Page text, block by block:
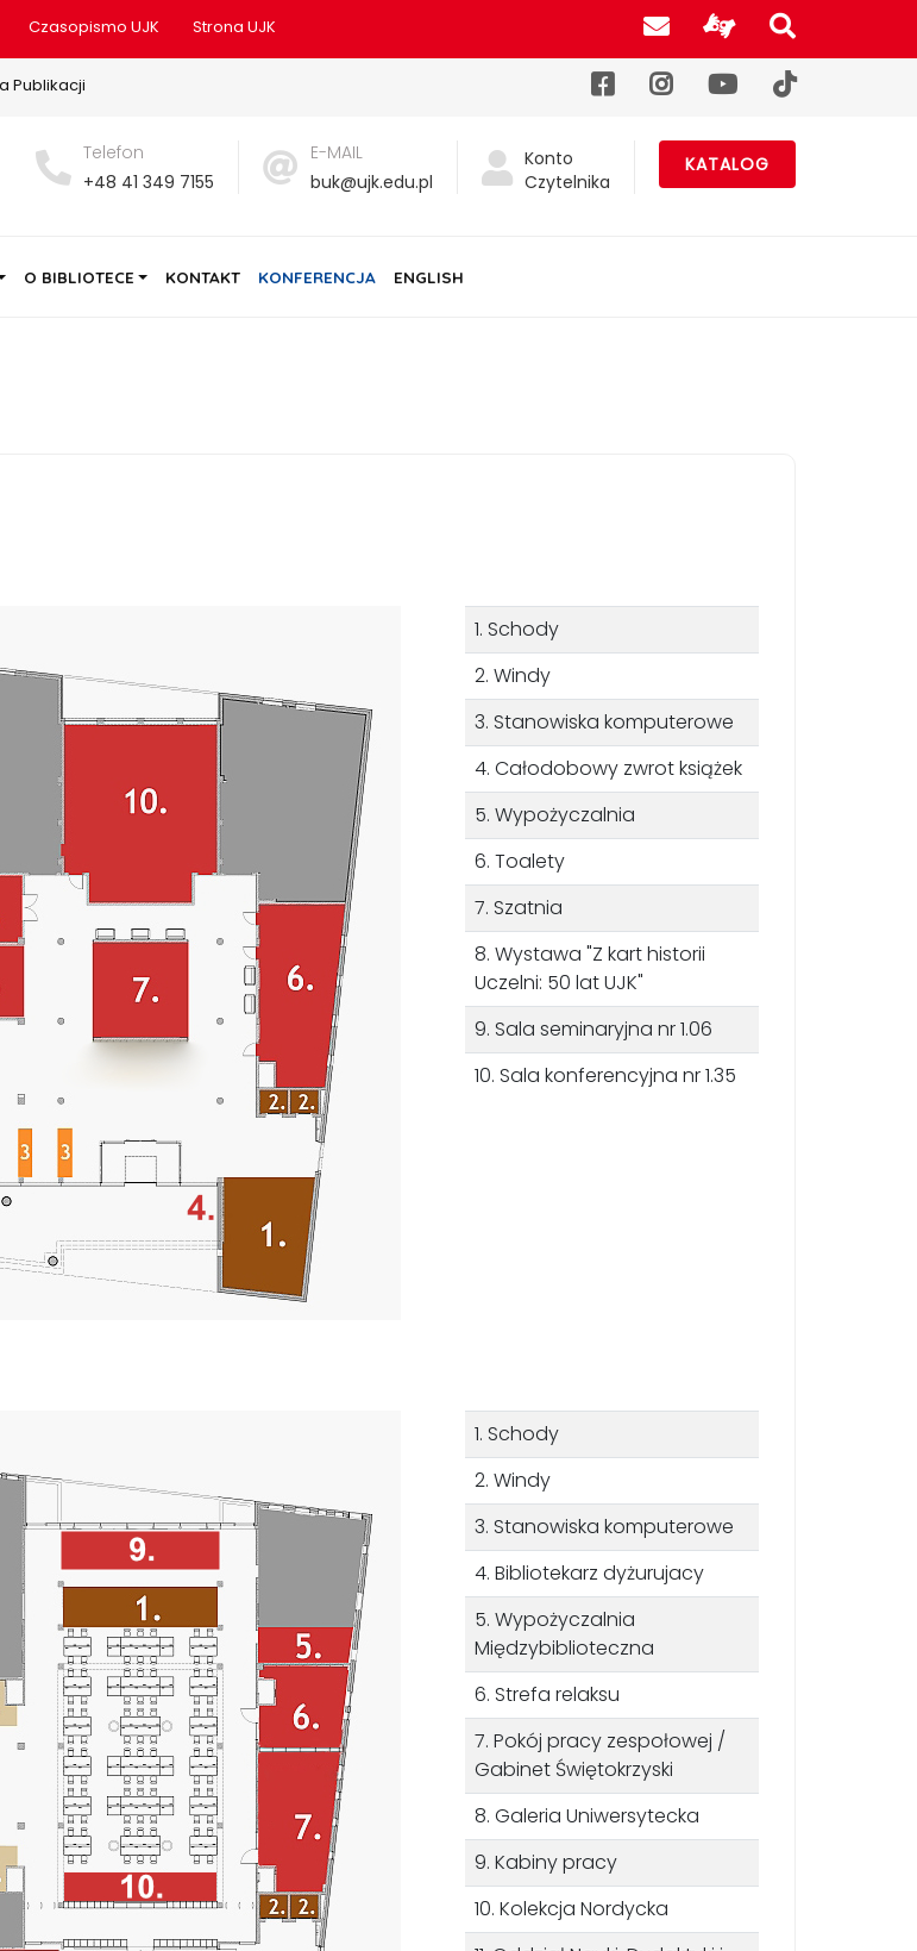
Czasopismo UJK Strona UJK Poczta UJKInformacje
Szukaj
Publikacji Facebook
Instagram
YouTube
TikTok
Telefon
+48 41 349 7155
E-MAIL
buk@ujk.edu.pl
Konto
Czytelnika
KATALOG
O BIBLIOTECE KONTAKT KONFERENCJA ENGLISH
1. Schody
2. Windy
3. Stanowiska komputerowe
4. Całodobowy zwrot książek
5. Wypożyczalnia
6. Toalety
7. Szatnia
8. Wystawa "Z kart historii
Uczelni: 50 lat UJK"
9. Sala seminaryjna nr 1.06
10. Sala konferencyjna nr 1.35
1. Schody
2. Windy
3. Stanowiska komputerowe
4. Bibliotekarz dyżurujacy
5. Wypożyczalnia
Międzybiblioteczna
6. Strefa relaksu
7. Pokój pracy zespołowej /
Gabinet Świętokrzyski
8. Galeria Uniwersytecka
9. Kabiny pracy
10. Kolekcja Nordycka